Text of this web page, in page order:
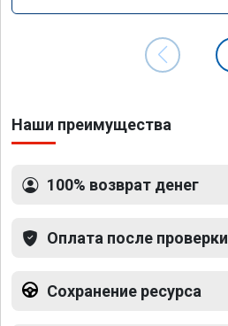
Наши преимущества
100% возврат денег
Оплата после проверки
Сохранение ресурса